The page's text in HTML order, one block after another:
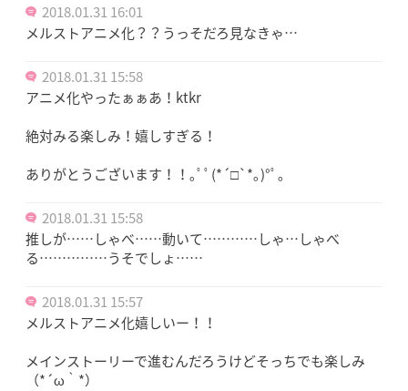
2018.01.31 16:01
メルストアニメ化？？うっそだろ見なきゃ…
2018.01.31 15:58
アニメ化やったぁぁあ！ktkr
絶対みる楽しみ！嬉しすぎる！
ありがとうございます！！｡ﾟﾟ(*´□`*｡)°ﾟ｡
2018.01.31 15:58
推しが……しゃべ……動いて…………しゃ…しゃべ
る……………うそでしょ……
2018.01.31 15:57
メルストアニメ化嬉しいー！！
メインストーリーで進むんだろうけどそっちでも楽しみ
（*´ω｀*）